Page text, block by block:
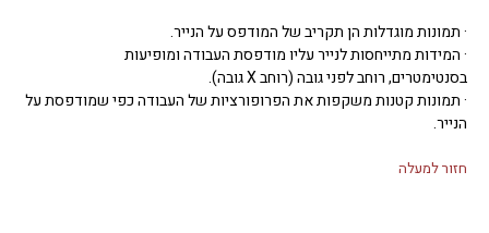
· תמונות מוגדלות הן תקריב של המודפס על הנייר.
· המידות מתייחסות לנייר עליו מודפסת העבודה ומופיעות
בסנטימטרים, רוחב לפני גובה (רוחב X גובה).
· תמונות קטנות משקפות את הפרופורציות של העבודה כפי שמודפסת על
הנייר.
חזור למעלה